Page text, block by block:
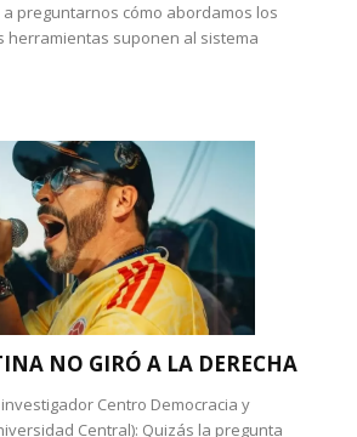
preguntarnos cómo abordamos los
herramientas suponen al sistema
NO GIRÓ A LA DERECHA
Centro Democracia y
Central): Quizás la pregunta